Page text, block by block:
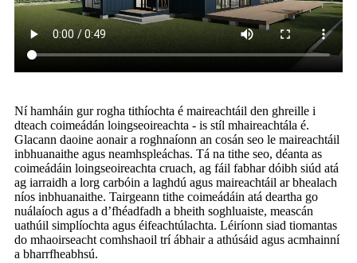
Ní hamháin gur rogha tithíochta é maireachtáil den ghreille i
dteach coimeádán loingseoireachta - is stíl mhaireachtála é.
Glacann daoine aonair a roghnaíonn an cosán seo le maireachtáil
inbhuanaithe agus neamhspleáchas. Tá na tithe seo, déanta as
coimeádáin loingseoireachta cruach, ag fáil fabhar dóibh siúd atá
ag iarraidh a lorg carbóin a laghdú agus maireachtáil ar bhealach
níos inbhuanaithe. Tairgeann tithe coimeádáin atá deartha go
nuálaíoch agus a d’fhéadfadh a bheith soghluaiste, meascán
uathúil simplíochta agus éifeachtúlachta. Léiríonn siad tiomantas
do mhaoirseacht comhshaoil ​​trí ábhair a athúsáid agus acmhainní
a bharrfheabhsú.